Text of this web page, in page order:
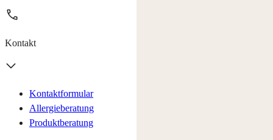
Kontakt
Kontaktformular
Allergieberatung
Produktberatung